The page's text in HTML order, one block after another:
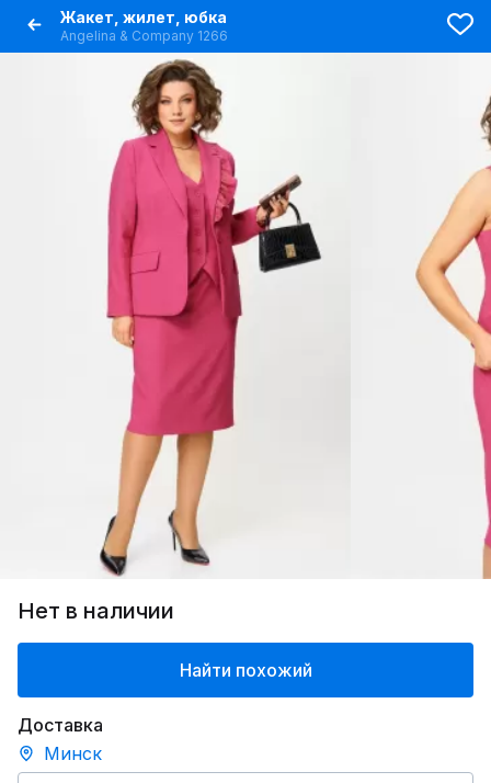
Жакет, жилет, юбка
Angelina & Сompany 1266
Нет в наличии
Найти похожий
Доставка
Минск